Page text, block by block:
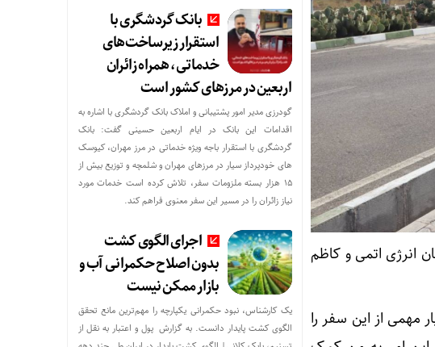
انرژی اتمی و کاظم
مهمی از این سفر را
بانک گردشگری با
استقرار زیرساخت‌های
خدماتی، همراه زائران
اربعین در مرزهای کشور است
گودرزی مدیر امور پشتیبانی و املاک بانک گردشگری با اشاره به
اقدامات این بانک در ایام اربعین حسینی گفت: بانک
گردشگری با استقرار باجه ویژه خدماتی در مرز مهران، کیوسک
های خودپرداز سیار در مرزهای مهران و شلمچه و توزیع بیش از
۱۵ هزار بسته ملزومات سفر، تلاش کرده است خدمات مورد
نیاز زائران را در مسیر این سفر معنوی فراهم کند.
اجرای الگوی کشت
بدون اصلاح حکمرانی آب و
بازار ممکن نیست
یک کارشناس، نبود حکمرانی یکپارچه را مهم‌ترین مانع تحقق
الگوی کشت پایدار دانست. به گزارش پول و اعتبار به نقل از